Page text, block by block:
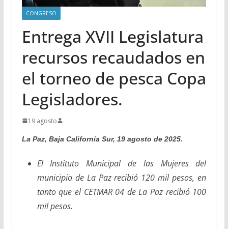
CONGRESO
Entrega XVII Legislatura
recursos recaudados en
el torneo de pesca Copa
Legisladores.
19 agosto
La Paz, Baja California Sur, 19 agosto de 2025.
El Instituto Municipal de las Mujeres del
municipio de La Paz recibió 120 mil pesos, en
tanto que el CETMAR 04 de La Paz recibió 100
mil pesos.